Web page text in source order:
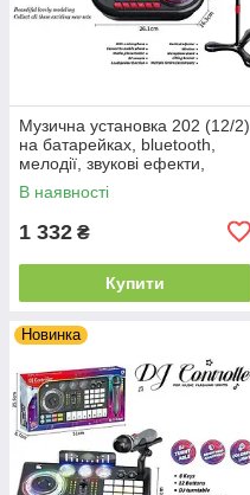
Музична установка 202 (12/2)
на батарейках, bluetooth,
мелодії, звукові ефекти,
запис, підсвічування,
мікрофон, стійка, в коробці
В наявності
1 332 ₴
Купити
Новинка